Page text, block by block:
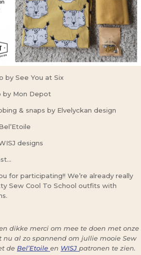
by See You at Six
by Mon Depot
& snaps by Elvelyckan design
designs
for participating!! We’re already really
Sew Cool To School outfits with
dikke merci om mee te doen met onze
nu al zo spannend om jullie mooie Sew
de Bel’Etoile en WISJ patronen te zien.